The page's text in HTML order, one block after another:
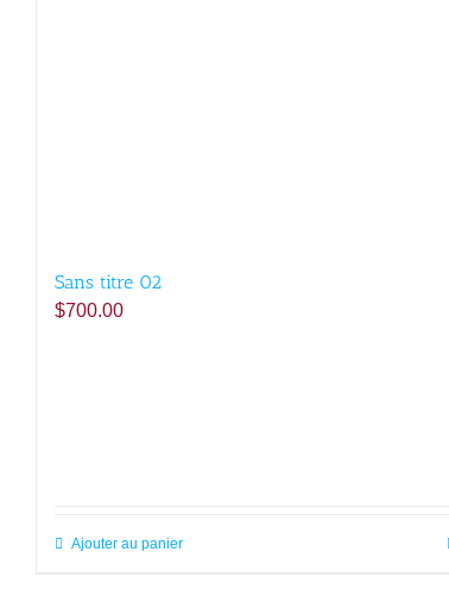
Sans titre 02
$700.00
Ajouter au panier